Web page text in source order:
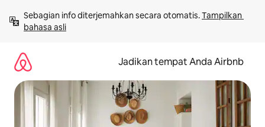
langsung
lihat
Sebagian info diterjemahkan secara otomatis. Tampilkan
bahasa asli
Jadikan tempat Anda Airbnb